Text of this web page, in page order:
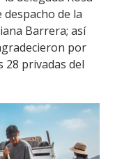
de la
Barrera; así
por
28 privadas del